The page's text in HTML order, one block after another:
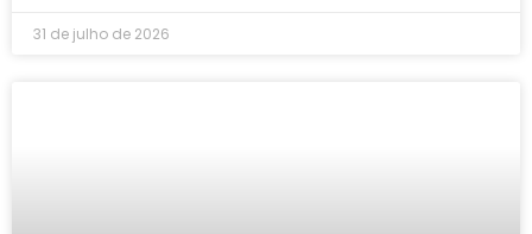
31 de julho de 2026